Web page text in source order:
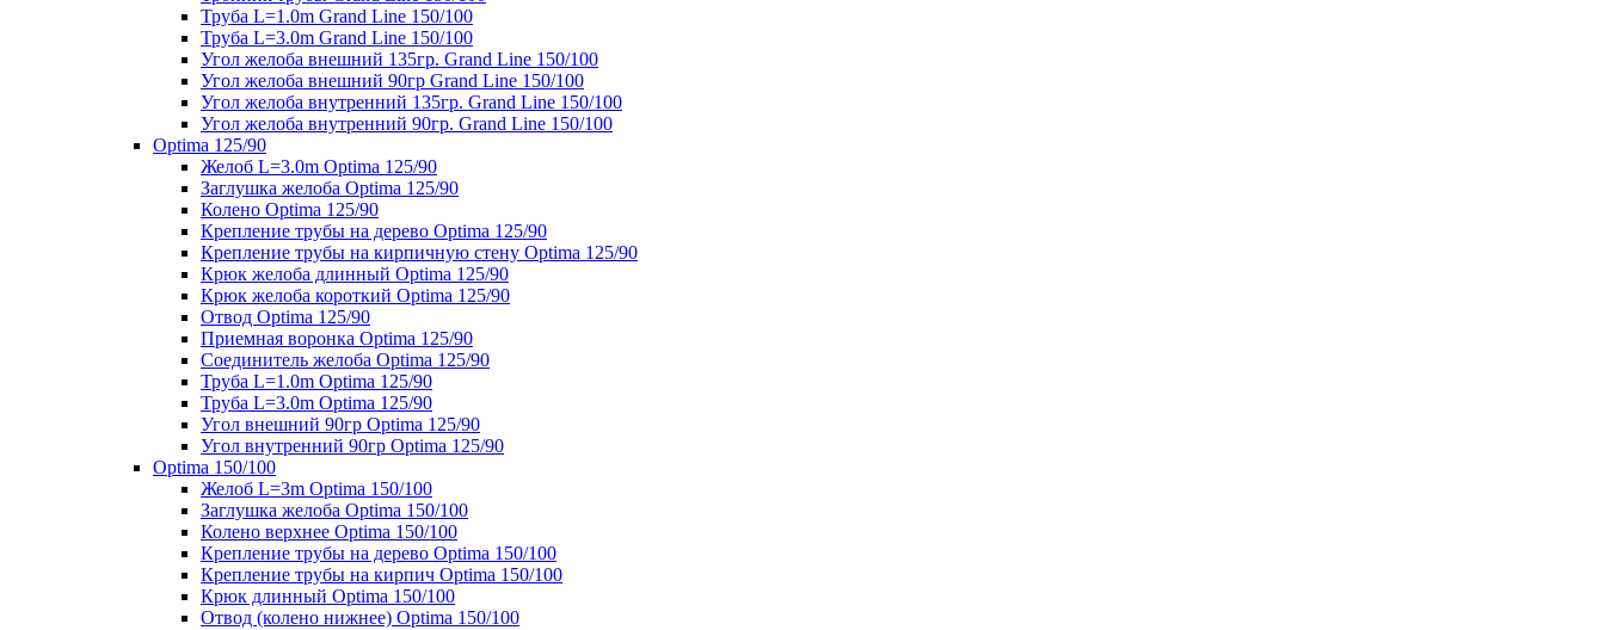
Труба L=1.0m Grand Line 150/100
Труба L=3.0m Grand Line 150/100
Угол желоба внешний 135гр. Grand Line 150/100
Угол желоба внешний 90гр Grand Line 150/100
Угол желоба внутренний 135гр. Grand Line 150/100
Угол желоба внутренний 90гр. Grand Line 150/100
Optima 125/90
Желоб L=3.0m Optima 125/90
Заглушка желоба Optima 125/90
Колено Optima 125/90
Крепление трубы на дерево Optima 125/90
Крепление трубы на кирпичную стену Optima 125/90
Крюк желоба длинный Optima 125/90
Крюк желоба короткий Optima 125/90
Отвод Optima 125/90
Приемная воронка Optima 125/90
Соединитель желоба Optima 125/90
Труба L=1.0m Optima 125/90
Труба L=3.0m Optima 125/90
Угол внешний 90гр Optima 125/90
Угол внутренний 90гр Optima 125/90
Optima 150/100
Желоб L=3m Optima 150/100
Заглушка желоба Optima 150/100
Колено верхнее Optima 150/100
Крепление трубы на дерево Optima 150/100
Крепление трубы на кирпич Optima 150/100
Крюк длинный Optima 150/100
Отвод (колено нижнее) Optima 150/100